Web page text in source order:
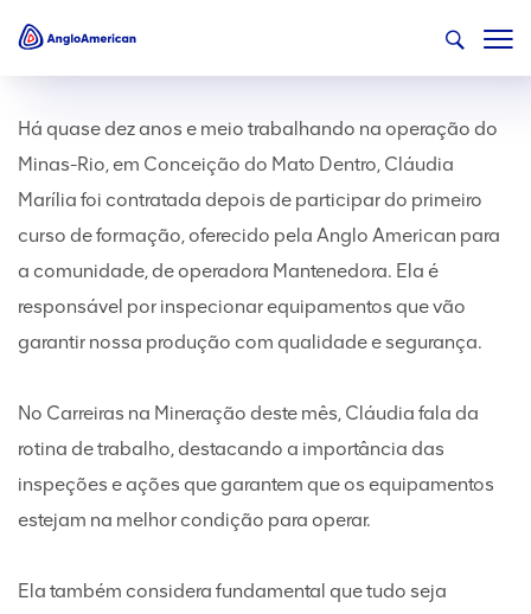
Há quase dez anos e meio trabalhando na operação do
Minas-Rio, em Conceição do Mato Dentro, Cláudia
Marília foi contratada depois de participar do primeiro
curso de formação, oferecido pela Anglo American para
a comunidade, de operadora Mantenedora. Ela é
responsável por inspecionar equipamentos que vão
garantir nossa produção com qualidade e segurança.
No Carreiras na Mineração deste mês, Cláudia fala da
rotina de trabalho, destacando a importância das
inspeções e ações que garantem que os equipamentos
estejam na melhor condição para operar.
Ela também considera fundamental que tudo seja